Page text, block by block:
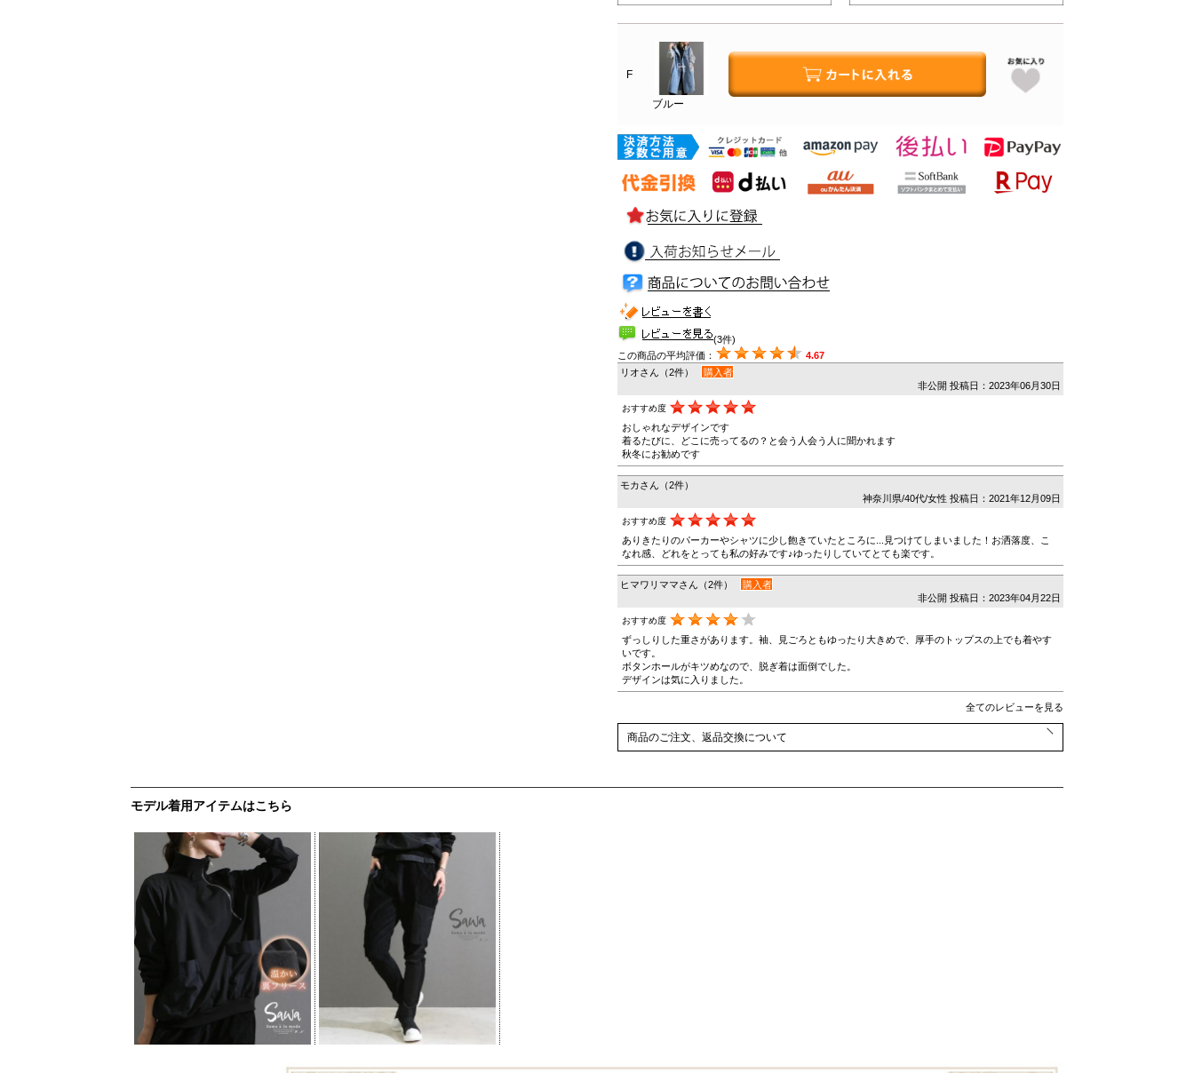
F
ブルー
(3件)
この商品の平均評価：
4.67
リオさん（2件）
購入者
非公開 投稿日：2023年06月30日
おすすめ度
おしゃれなデザインです
着るたびに、どこに売ってるの？と会う人会う人に聞かれます
秋冬にお勧めです
モカさん（2件）
神奈川県/40代/女性 投稿日：2021年12月09日
おすすめ度
ありきたりのパーカーやシャツに少し飽きていたところに...見つけてしまいました！お洒落度、こ
なれ感、どれをとっても私の好みです♪ゆったりしていてとても楽です。
ヒマワリママさん（2件）
購入者
非公開 投稿日：2023年04月22日
おすすめ度
ずっしりした重さがあります。袖、見ごろともゆったり大きめで、厚手のトップスの上でも着やす
いです。
ボタンホールがキツめなので、脱ぎ着は面倒でした。
デザインは気に入りました。
全てのレビューを見る
商品のご注文、返品交換について
モデル着用アイテムはこちら